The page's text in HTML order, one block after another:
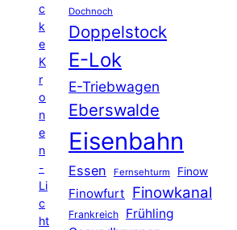
c
k
e
K
r
o
n
e
n
-
Li
c
ht
Dochnoch
Doppelstock
E-Lok
E-Triebwagen
Eberswalde
Eisenbahn
Essen Fernsehturm Finow
Finowfurt Finowkanal
Frankreich Frühling